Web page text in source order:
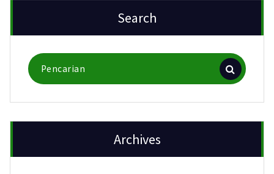
Search
Pencarian
untuk:
Archives